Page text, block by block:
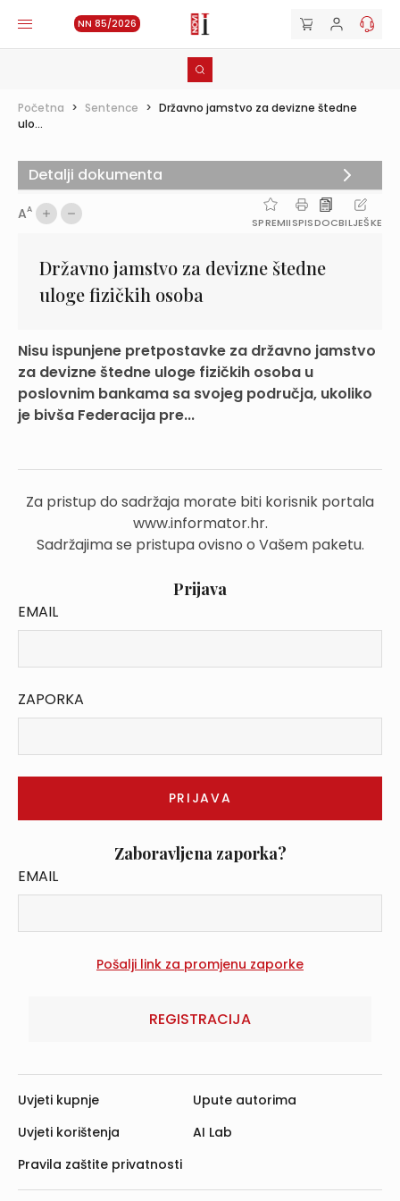
NN 85/2026
Početna > Sentence > Državno jamstvo za devizne štedne
ulo...
AA
SPREMIISPISDOCBILJEŠKE
Državno jamstvo za devizne štedne
uloge fizičkih osoba
Nisu ispunjene pretpostavke za državno jamstvo
za devizne štedne uloge fizičkih osoba u
poslovnim bankama sa svojeg područja, ukoliko
je bivša Federacija pre...
Za pristup do sadržaja morate biti korisnik portala
www.informator.hr.
Sadržajima se pristupa ovisno o Vašem paketu.
Prijava
EMAIL
ZAPORKA
Zaboravljena zaporka?
EMAIL
REGISTRACIJA
Detalji dokumenta
Uvjeti kupnje
Uvjeti korištenja
Pravila zaštite privatnosti
Upute autorima
AI Lab